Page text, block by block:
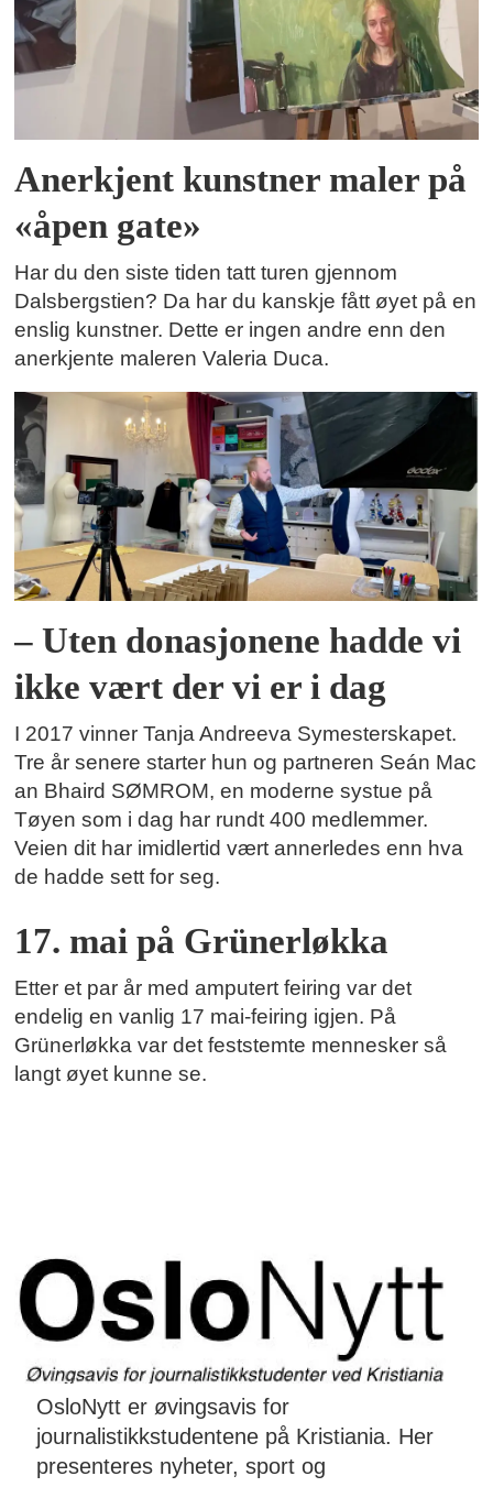
Anerkjent kunstner maler på
«åpen gate»
Har du den siste tiden tatt turen gjennom
Dalsbergstien? Da har du kanskje fått øyet på en
enslig kunstner. Dette er ingen andre enn den
anerkjente maleren Valeria Duca.
– Uten donasjonene hadde vi
ikke vært der vi er i dag
I 2017 vinner Tanja Andreeva Symesterskapet.
Tre år senere starter hun og partneren Seán Mac
an Bhaird SØMROM, en moderne systue på
Tøyen som i dag har rundt 400 medlemmer.
Veien dit har imidlertid vært annerledes enn hva
de hadde sett for seg.
17. mai på Grünerløkka
Etter et par år med amputert feiring var det
endelig en vanlig 17 mai-feiring igjen. På
Grünerløkka var det feststemte mennesker så
langt øyet kunne se.
OsloNytt er øvingsavis for
journalistikkstudentene på Kristiania. Her
presenteres nyheter, sport og